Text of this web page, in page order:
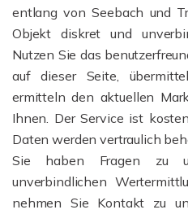
entlang von Seebach und
Objekt diskret und
Nutzen Sie das
auf dieser Seite,
ermitteln den aktuellen
Ihnen. Der Service ist
Daten werden vertraulich
Sie haben Fragen zu
unverbindlichen
nehmen Sie Kontakt zu